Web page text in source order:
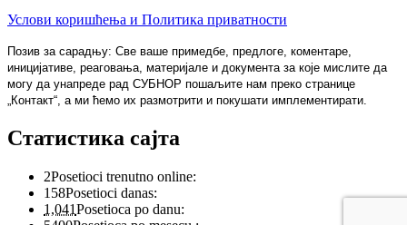
Услови коришћења и Политика приватности
Позив за сарадњу: Све ваше примедбе, предлоге, коментаре,
иницијативе, реаговања, материјале и документа за које мислите да
могу да унапреде рад СУБНОР пошаљите нам преко странице
„Контакт“, а ми ћемо их размотрити и покушати имплементирати.
Статистика сајта
2Posetioci trenutno online:
158Posetioci danas:
1,041Posetioca po danu: